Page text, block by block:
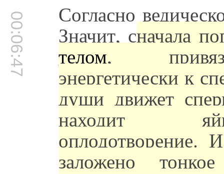
00:06:47 Согласно
Значит, сначала
телом,
энергетически к
души движет
находит
оплодотворение.
заложено